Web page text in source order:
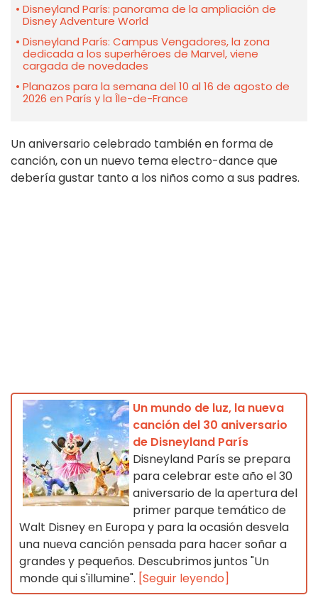
Disneyland París: panorama de la ampliación de
Disney Adventure World
Disneyland París: Campus Vengadores, la zona
dedicada a los superhéroes de Marvel, viene
cargada de novedades
Planazos para la semana del 10 al 16 de agosto de
2026 en París y la Île-de-France
Un aniversario celebrado también en forma de
canción, con un nuevo tema electro-dance que
debería gustar tanto a los niños como a sus padres.
Un mundo de luz, la nueva
canción del 30 aniversario
de Disneyland París
Disneyland París se prepara
para celebrar este año el 30
aniversario de la apertura del
primer parque temático de
Walt Disney en Europa y para la ocasión desvela
una nueva canción pensada para hacer soñar a
grandes y pequeños. Descubrimos juntos "Un
monde qui s'illumine". [Seguir leyendo]